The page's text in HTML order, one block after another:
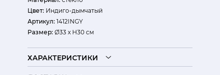
Цвет: Индиго-дымчатый
Артикул: 1412INGY
Размер: Ø33 х Н30 см
ХАРАКТЕРИСТИКИ